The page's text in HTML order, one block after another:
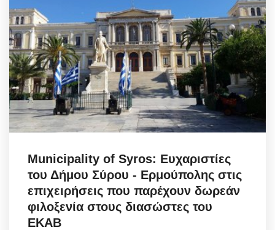
Municipality of Syros: Ευχαριστίες
του Δήμου Σύρου - Ερμούπολης στις
επιχειρήσεις που παρέχουν δωρεάν
φιλοξενία στους διασώστες του
ΕΚΑΒ